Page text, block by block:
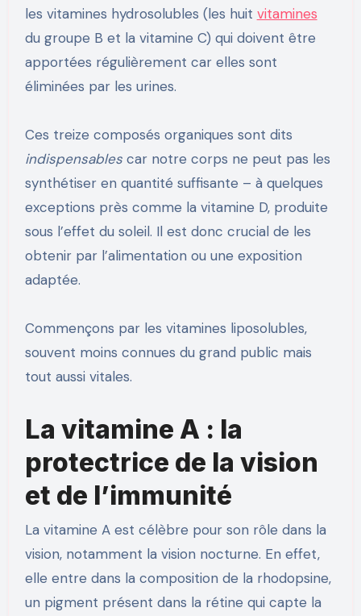
les vitamines hydrosolubles (les huit vitamines
du groupe B et la vitamine C) qui doivent être
apportées régulièrement car elles sont
éliminées par les urines.
Ces treize composés organiques sont dits
indispensablescar notre corps ne peut pas les
synthétiser en quantité suffisante – à quelques
exceptions près comme la vitamine D, produite
sous l’effet du soleil. Il est donc crucial de les
obtenir par l’alimentation ou une exposition
adaptée.
Commençons par les vitamines liposolubles,
souvent moins connues du grand public mais
tout aussi vitales.
La vitamine A : la
protectrice de la vision
et de l’immunité
La vitamine A est célèbre pour son rôle dans la
vision, notamment la vision nocturne. En effet,
elle entre dans la composition de la rhodopsine,
un pigment présent dans la rétine qui capte la